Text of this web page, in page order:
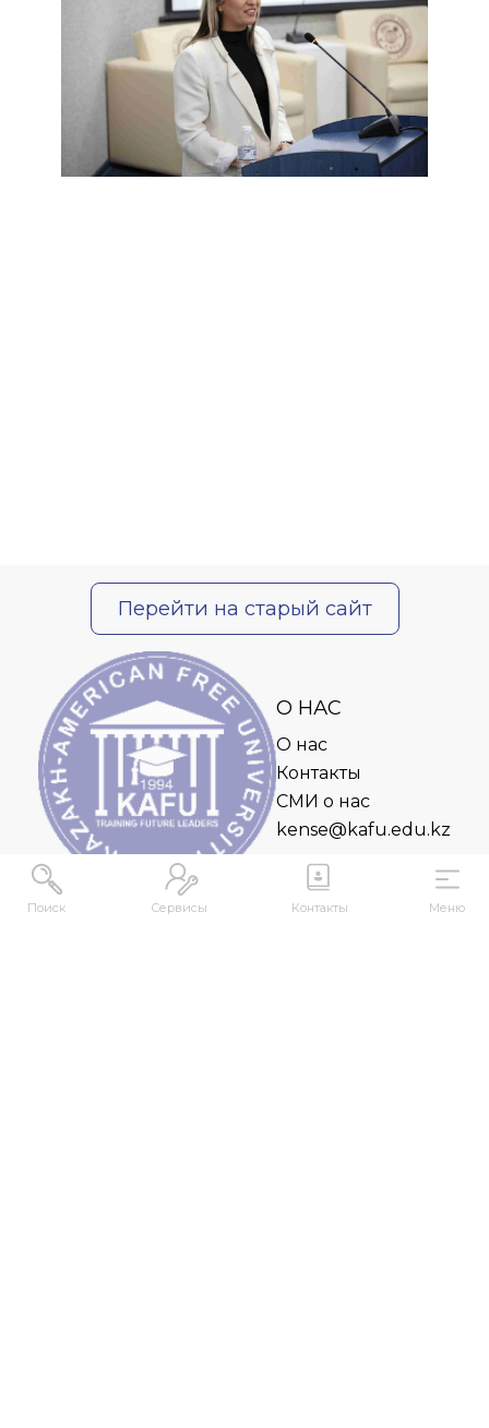
Поиск Сервисы Контакты Меню
Перейти на старый сайт
О НАС
О нас
Контакты
СМИ о нас
kense@kafu.edu.kz